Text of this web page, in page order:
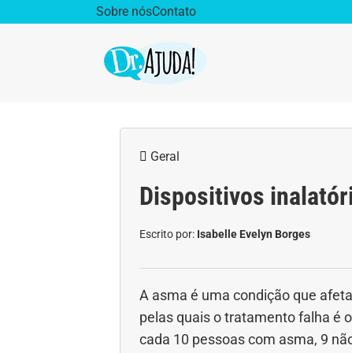
Sobre nósContato
Vida Saudável
Aparelho Digestivo
Cirurgia Plástica
Doenças Respiratórias
Geral
Dispositivos
Escrito por: Isabelle Evelyn Borges
A asma é uma condição que
pelas quais o tratamento falha é
cada 10 pessoas com asma, 9